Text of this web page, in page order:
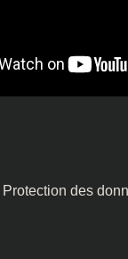
Protection des